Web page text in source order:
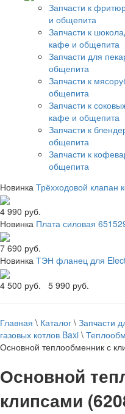
Запчасти к
и общепита
Запчасти к
кафе и общепита
Запчасти для
общепита
Запчасти к
общепита
Запчасти к
кафе и общепита
Запчасти к
общепита
Запчасти к
общепита
Новинка Трёхходовой клапан
4 990 руб.
Новинка Плата силовая
7 690 руб.
Новинка ТЭН фланец для
4 500 руб. 5 990 руб.
Главная \ Каталог \ Запчасти
газовых котлов Baxi \
Основной теплообменник с
Основной
клипсами